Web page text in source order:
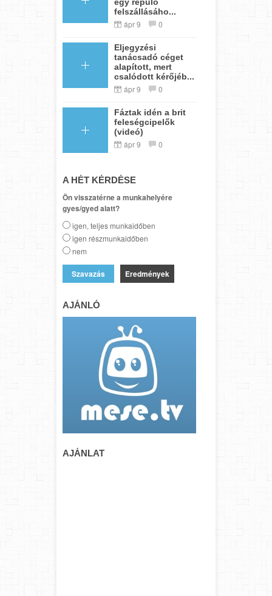
felszállásáho...
ápr 9 0
Eljegyzési
tanácsadó céget
alapított, mert
csalódott kérőjéb...
ápr 9 0
Fáztak idén a brit
feleségcipelők
(videó)
ápr 9 0
A HÉT KÉRDÉSE
Ön visszatérne a munkahelyére
gyes/gyed alatt?
igen, teljes munkaidőben
igen részmunkaidőben
nem
Eredmények
AJÁNLÓ
AJÁNLAT